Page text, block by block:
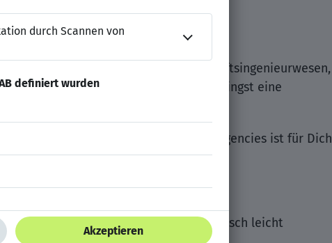
dem Bereich Maschinenbau, Wirtschaftsingenieurwesen,
erfolgreich abgeschlossen oder bringst eine
für das Management of Major Emergencies ist für Dich
zeichnet Deinen Werdegang aus
in Deutsch und Englisch leicht